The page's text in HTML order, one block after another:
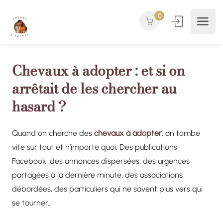
0
Chevaux à adopter : et si on
arrêtait de les chercher au
hasard ?
Quand on cherche des chevaux à adopter, on tombe
vite sur tout et n’importe quoi. Des publications
Facebook, des annonces dispersées, des urgences
partagées à la dernière minute, des associations
débordées, des particuliers qui ne savent plus vers qui
se tourner…